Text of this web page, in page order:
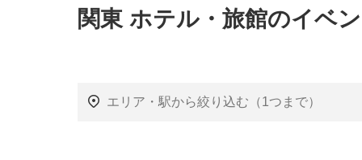
関東 ホテル・旅館のイベ